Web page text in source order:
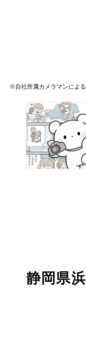
※自社所属カメラマンによ
静岡県